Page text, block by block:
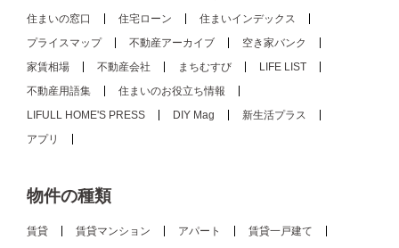
住まいの窓口
住宅ローン
住まいインデックス
プライスマップ
不動産アーカイブ
空き家バンク
家賃相場
不動産会社 まちむすび
LIFE LIST
不動産用語集
住まいのお役立ち情報
LIFULL HOME'S PRESS
DIY Mag
新生活プラス
アプリ
物件の種類
賃貸 賃貸マンション アパート
賃貸一戸建て